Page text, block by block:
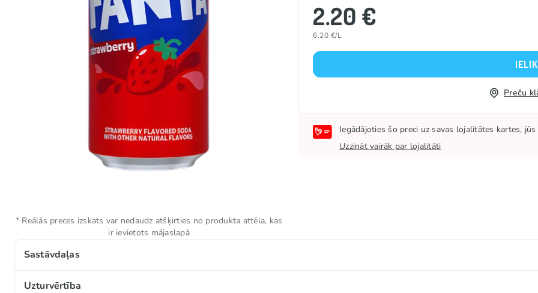
2.20 €
6.20 €/L
Preču
Iegādājoties šo preci uz savas lojalitātes kartes,
Uzzināt vairāk par lojalitāti
Sastāvdaļas
Gāzēts ūdens, kukurūzas sīrups ar augstu fruktozes saturu, aromatizētāji, skābuma regulētājs (E330),
Uzturvērtība
* Reālās preces izskats var nedaudz atšķirties no produkta attēla, kas
ir ievietots mājaslapā